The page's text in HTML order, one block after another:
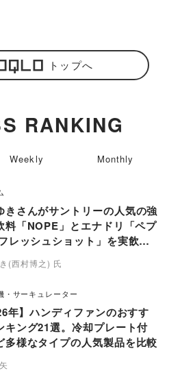
トップへ
RANKING
きさんがサントリーの人気の強
料「NOPE」とエナドリ「ペプ
レッシュショット」を実飲し
ポ！
(西村博之) 氏
・サーキュレーター
年】ハンディファンのおすす
キング21選。冷却プレート付
多様なタイプの人気製品を比較
Weekly Monthly